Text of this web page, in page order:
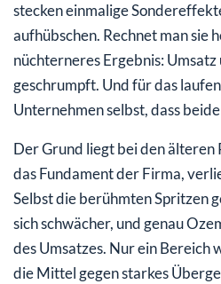
stecken einmalige
aufhübschen. Rechnet man sie
nüchterneres Ergebnis:
geschrumpft. Und für das
Unternehmen selbst, dass
Der Grund liegt bei den älteren
das Fundament der Firma,
Selbst die berühmten Spritzen
sich schwächer, und genau
des Umsatzes. Nur ein Bereich
die Mittel gegen starkes